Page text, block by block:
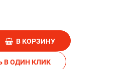
В КОРЗИНУ
ЗАКАЗАТЬ В ОДИН КЛИК